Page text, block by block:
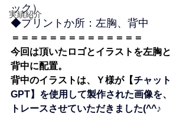
実績紹介
ック）
◆プリントか所：左胸、背中
＝＝＝＝＝＝＝＝＝＝＝＝＝＝
今回は頂いたロゴとイラストを左胸と
背中に配置。
背中のイラストは、Ｙ様が【チャット
GPT】を使用して製作された画像を、
トレースさせていただきました(^^♪